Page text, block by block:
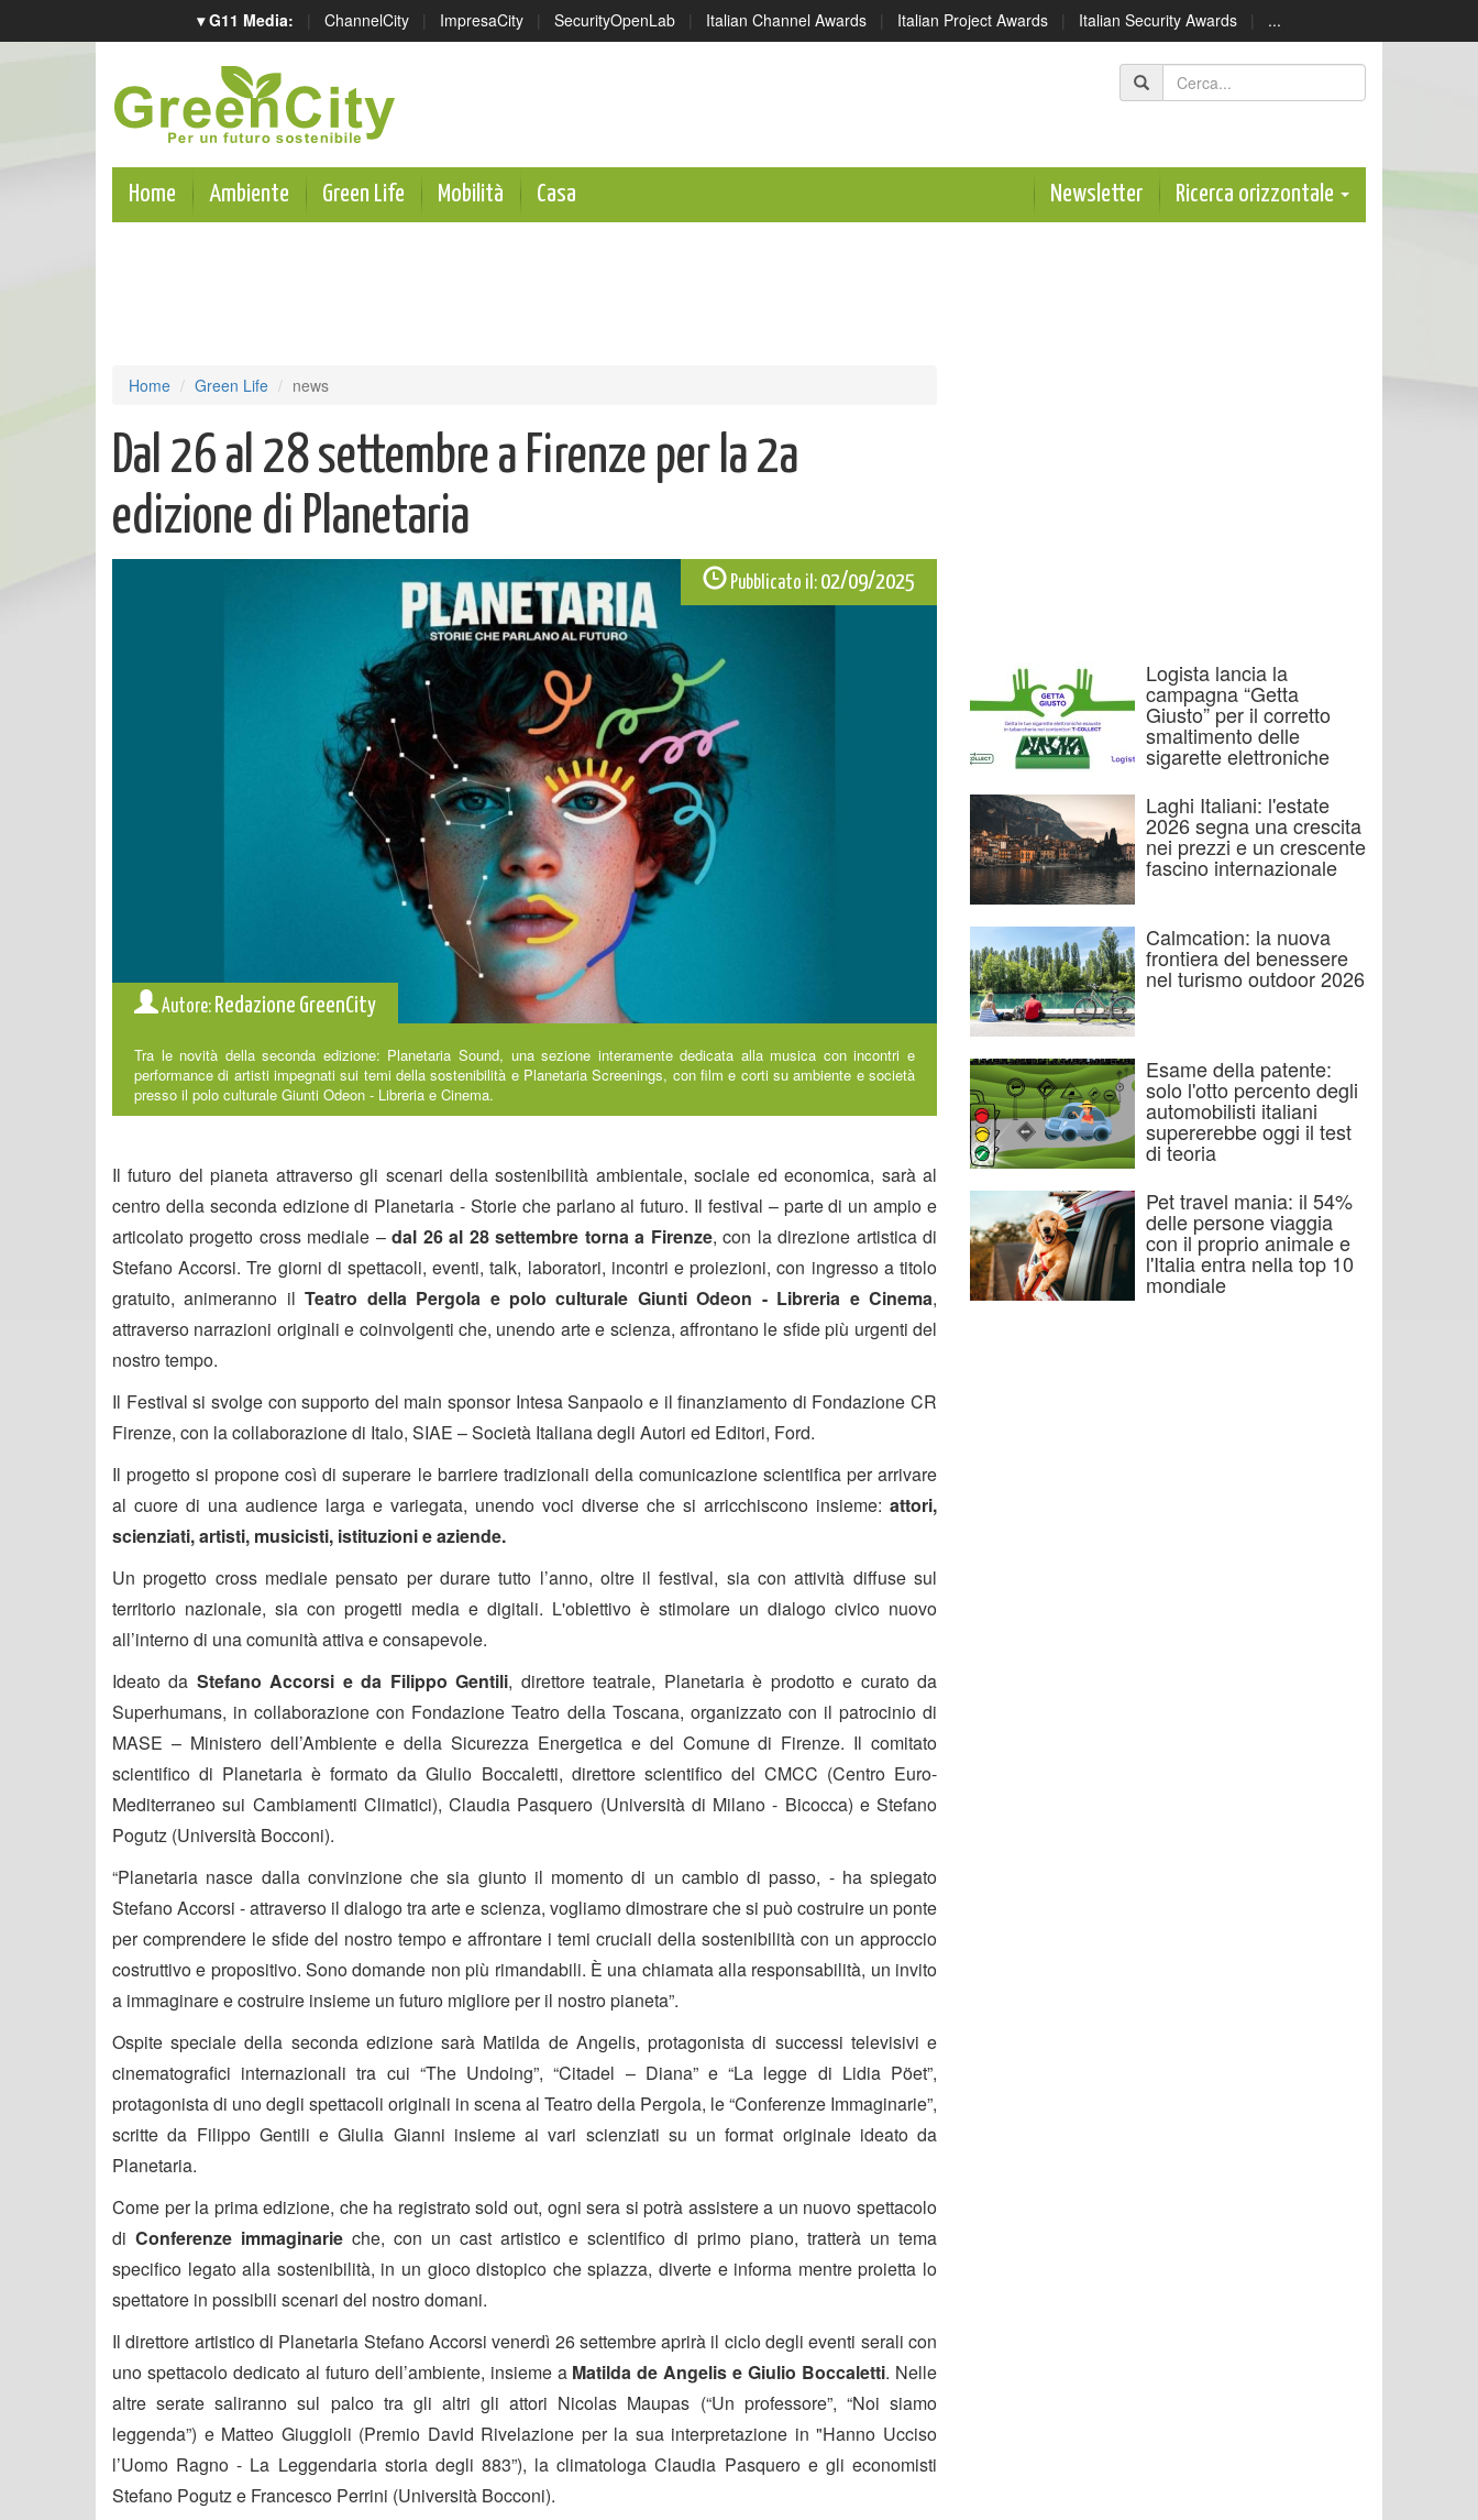
▾ G11 Media: | ChannelCity | ImpresaCity | SecurityOpenLab | Italian Channel Awards | Italian Project Awards | Italian Security Awards | ...
Home Ambiente Green Life Mobilità Casa Newsletter Ricerca orizzontale
Home Green Life news
Dal 26 al 28 settembre a Firenze per la 2a
edizione di Planetaria
Pubblicato il: 02/09/2025
Autore: Redazione GreenCity
Tra le novità della seconda edizione: Planetaria Sound, una sezione interamente dedicata alla musica con incontri e
performance di artisti impegnati sui temi della sostenibilità e Planetaria Screenings, con film e corti su ambiente e società
presso il polo culturale Giunti Odeon - Libreria e Cinema.
Il futuro del pianeta attraverso gli scenari della sostenibilità ambientale, sociale ed economica, sarà al
centro della seconda edizione di Planetaria - Storie che parlano al futuro. Il festival – parte di un ampio e
articolato progetto cross mediale – dal 26 al 28 settembre torna a Firenze, con la direzione artistica di
Stefano Accorsi.Tre giorni di spettacoli, eventi, talk, laboratori, incontri e proiezioni, con ingresso a titolo
gratuito, animeranno il Teatro della Pergola e polo culturale Giunti Odeon - Libreria e Cinema,
attraverso narrazioni originali e coinvolgenti che, unendo arte e scienza, affrontano le sfide più urgenti del
nostro tempo.
Il Festival si svolge con supporto del main sponsor Intesa Sanpaolo e il finanziamento di Fondazione CR
Firenze, con la collaborazione di Italo, SIAE – Società Italiana degli Autori ed Editori, Ford.
Il progetto si propone così disuperare le barriere tradizionali della comunicazione scientifica per arrivare
al cuore di una audience larga e variegata, unendo voci diverse che si arricchiscono insieme: attori,
scienziati, artisti, musicisti, istituzioni e aziende.
Unprogetto cross medialepensato per durare tutto l’anno, oltre il festival, sia con attività diffuse sul
territorio nazionale, sia con progetti media e digitali. L'obiettivo è stimolare un dialogo civico nuovo
all’interno di una comunità attiva e consapevole.
Ideato da Stefano Accorsi e da Filippo Gentili, direttore teatrale, Planetaria è prodotto e curato da
Superhumans, in collaborazione con Fondazione Teatro della Toscana, organizzato con il patrocinio di
MASE – Ministero dell’Ambiente e della Sicurezza Energetica e del Comune di Firenze. Il comitato
scientifico di Planetaria è formato daGiulio Boccaletti, direttore scientifico del CMCC (Centro Euro-
Mediterraneo sui Cambiamenti Climatici), Claudia Pasquero (Università di Milano - Bicocca) e Stefano
Pogutz (Università Bocconi).
“Planetaria nasce dalla convinzione che sia giunto il momento di un cambio di passo, - ha spiegato
Stefano Accorsi-attraverso il dialogo tra arte e scienza, vogliamo dimostrare che si può costruire un ponte
per comprendere le sfide del nostro tempo e affrontare i temi cruciali della sostenibilità con un approccio
costruttivo e propositivo. Sono domande non più rimandabili. È una chiamata alla responsabilità, un invito
a immaginare e costruire insieme un futuro migliore per il nostro pianeta”.
Ospite speciale della seconda edizione sarà Matilda de Angelis, protagonista di successi televisivi e
cinematografici internazionali tra cui “The Undoing”, “Citadel – Diana” e “La legge di Lidia Pöet”,
protagonista di uno degli spettacoli originali in scena al Teatro della Pergola, le “Conferenze Immaginarie”,
scritte da Filippo Gentili e Giulia Gianni insieme ai vari scienziati su un format originale ideato da
Planetaria.
Come per la prima edizione, che ha registrato sold out, ogni sera si potrà assistere a un nuovo spettacolo
di Conferenze immaginarieche, con un cast artistico e scientifico di primo piano, tratterà un tema
specifico legato alla sostenibilità, in un gioco distopico che spiazza, diverte e informa mentre proietta lo
spettatore in possibili scenari del nostro domani.
Il direttore artistico di Planetaria Stefano Accorsi venerdì 26 settembre aprirà il ciclo degli eventi serali con
uno spettacolo dedicato al futuro dell’ambiente, insieme a Matilda de Angelis e Giulio Boccaletti. Nelle
altre serate saliranno sul palco tra gli altri gli attori Nicolas Maupas (“Un professore”, “Noi siamo
leggenda”) e Matteo Giuggioli (Premio David Rivelazione per la sua interpretazione in "Hanno Ucciso
l’Uomo Ragno - La Leggendaria storia degli 883”), la climatologaClaudia Pasquero e gli economisti
Stefano Pogutze Francesco Perrini (Università Bocconi).
Logista lancia la
campagna “Getta
Giusto” per il corretto
smaltimento delle
sigarette elettroniche
Laghi Italiani: l'estate
2026 segna una crescita
nei prezzi e un crescente
fascino internazionale
Calmcation: la nuova
frontiera del benessere
nel turismo outdoor 2026
Esame della patente:
solo l'otto percento degli
automobilisti italiani
supererebbe oggi il test
di teoria
Pet travel mania: il 54%
delle persone viaggia
con il proprio animale e
l'Italia entra nella top 10
mondiale